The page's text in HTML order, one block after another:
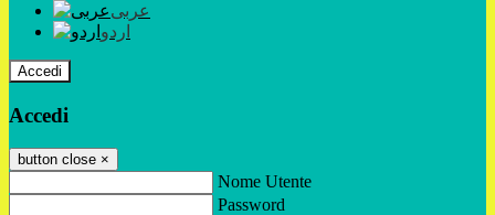
عربى
اردو
Accedi
Accedi
button close ×
Nome Utente
Password